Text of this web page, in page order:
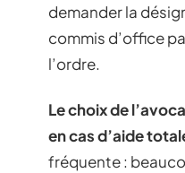
demander la
commis d’office
l’ordre.
Le choix de
en cas d’aide
fréquente :